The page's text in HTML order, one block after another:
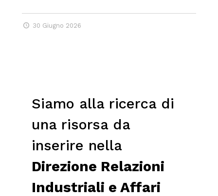
30 Giugno 2026
Siamo alla ricerca di
una risorsa da
inserire nella
Direzione Relazioni
Industriali e Affari